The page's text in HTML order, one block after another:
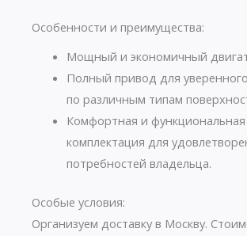
Особенности и преимущества:
Мощный и экономичный
Полный привод для
по различным типам
Комфортная и функциональная
комплектация для
потребностей владельца.
Особые условия:
Организуем доставку в Москву.